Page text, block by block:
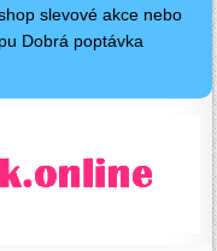
slevové akce nebo
Dobrá poptávka